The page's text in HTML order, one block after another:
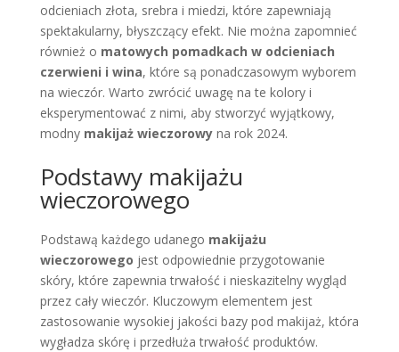
odcieniach złota, srebra i miedzi, które zapewniają
spektakularny, błyszczący efekt. Nie można zapomnieć
również o matowych pomadkach w odcieniach
czerwieni i wina, które są ponadczasowym wyborem
na wieczór. Warto zwrócić uwagę na te kolory i
eksperymentować z nimi, aby stworzyć wyjątkowy,
modny makijaż wieczorowyna rok 2024.
Podstawy makijażu
wieczorowego
Podstawą każdego udanego makijażu
wieczorowego jest odpowiednie przygotowanie
skóry, które zapewnia trwałość i nieskazitelny wygląd
przez cały wieczór. Kluczowym elementem jest
zastosowanie wysokiej jakości bazy pod makijaż, która
wygładza skórę i przedłuża trwałość produktów.